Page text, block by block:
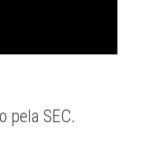
pela SEC.